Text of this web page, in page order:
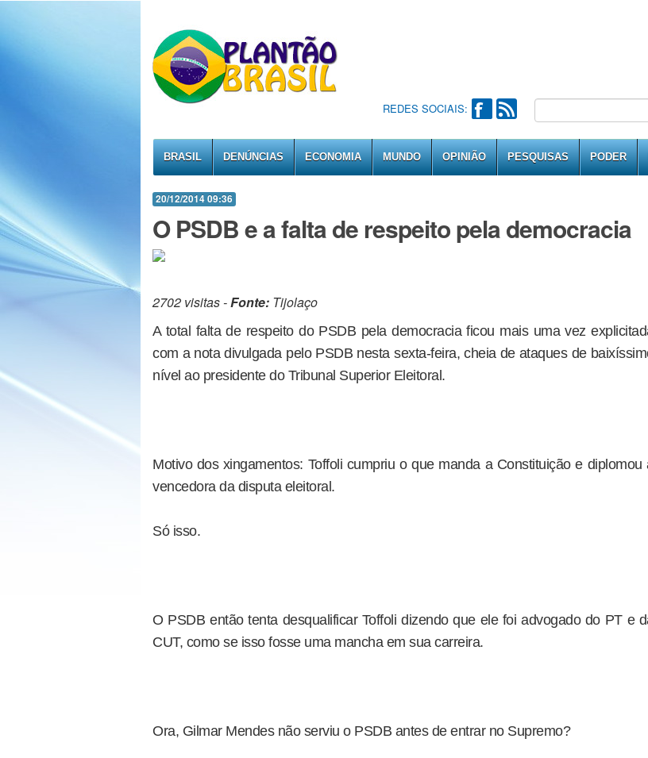
REDES SOCIAIS:
BRASIL DENÚNCIAS ECONOMIA MUNDO OPINIÃO PESQUISAS PODER
20/12/2014 09:36
O PSDB e a falta de respeito pela democracia
2702 visitas -Fonte: Tijolaço
A total falta de respeito do PSDB pela democracia ficou mais uma vez
com a nota divulgada pelo PSDB nesta sexta-feira, cheia de ataques de
nível ao presidente do Tribunal Superior Eleitoral.
Motivo dos xingamentos: Toffoli cumpriu o que manda a Constituição e diplomou
vencedora da disputa eleitoral.
Só isso.
O PSDB então tenta desqualificar Toffoli dizendo que ele foi advogado do PT e
CUT, como se isso fosse uma mancha em sua carreira.
Ora, Gilmar Mendes não serviu o PSDB antes de entrar no Supremo?